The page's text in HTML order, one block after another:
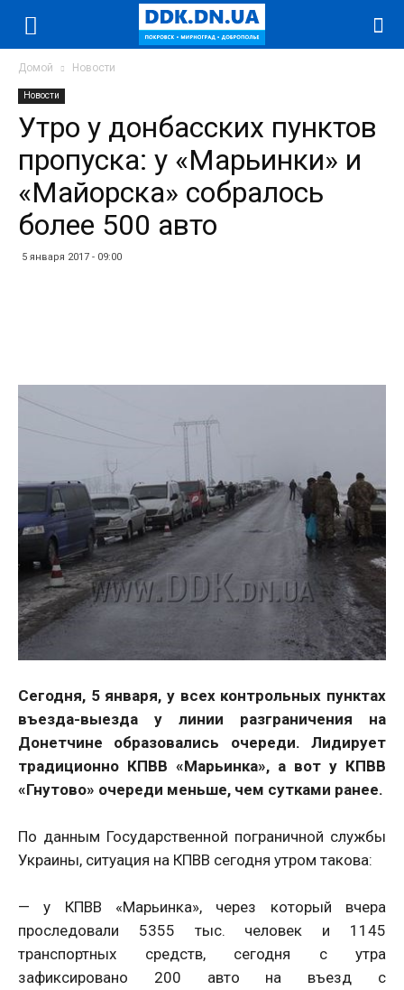
Домой Новости
Новости
Утро у донбасских пунктов
пропуска: у «Марьинки» и
«Майорска» собралось
более 500 авто
5 января 2017 - 09:00
Сегодня, 5 января, у всех контрольных пунктах
въезда-выезда у линии разграничения на
Донетчине образовались очереди. Лидирует
традиционно КПВВ «Марьинка», а вот у КПВВ
«Гнутово» очереди меньше, чем сутками ранее.
По данным Государственной пограничной службы
Украины, ситуация на КПВВ сегодня утром такова:
— у КПВВ «Марьинка», через который вчера
проследовали 5355 тыс. человек и 1145
транспортных средств, сегодня с утра
зафиксировано 200 авто на въезд с